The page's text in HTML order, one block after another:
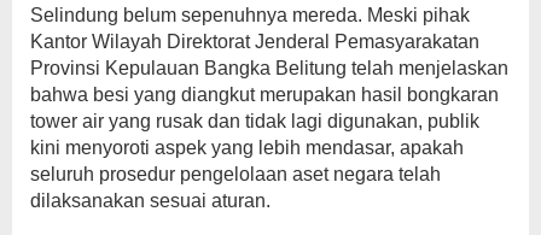
Selindung belum sepenuhnya mereda. Meski pihak
Kantor Wilayah Direktorat Jenderal Pemasyarakatan
Provinsi Kepulauan Bangka Belitung telah menjelaskan
bahwa besi yang diangkut merupakan hasil bongkaran
tower air yang rusak dan tidak lagi digunakan, publik
kini menyoroti aspek yang lebih mendasar, apakah
seluruh prosedur pengelolaan aset negara telah
dilaksanakan sesuai aturan.